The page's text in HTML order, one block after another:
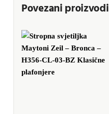
Povezani proizvodi